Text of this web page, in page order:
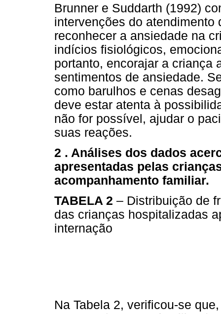
Brunner e Suddarth (1992)
intervenções do atendimento
reconhecer a ansiedade na
indícios fisiológicos,
portanto, encorajar a criança
sentimentos de ansiedade.
como barulhos e cenas
deve estar atenta à
não for possível, ajudar o
suas reações.
2 . Análises dos dados
apresentadas pelas
acompanhamento familiar.
TABELA 2 – Distribuição de
das crianças hospitalizadas
internação
Na Tabela 2, verificou-se